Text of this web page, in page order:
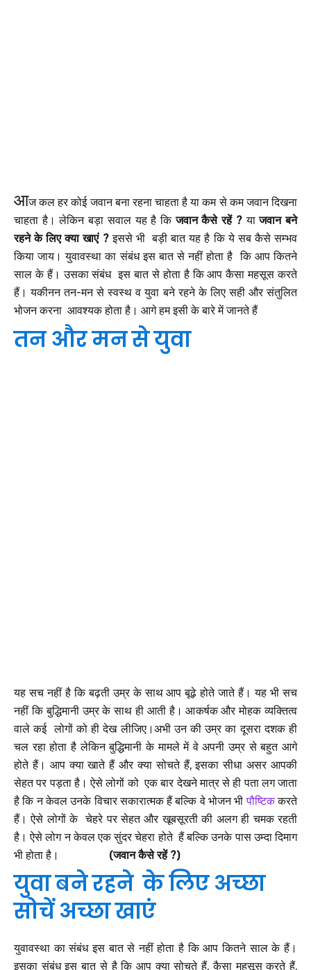
आज कल हर कोई जवान बना रहना चाहता है या कम से कम जवान दिखना
चाहता है। लेकिन बड़ा सवाल यह है किजवान कैसे रहें ?याजवान बने
रहने के लिए क्या खाएं ?इससे भी बड़ी बात यह है कि ये सब कैसे सम्भव
किया जाय। युवावस्था का संबंध इस बात से नहीं होता है कि आप कितने
साल के हैं। उसका संबंध इस बात से होता है कि आप कैसा महसूस करते
हैं। यकीनन तन-मन से स्वस्थ व युवा बने रहने के लिए सही और संतुलित
भोजन करना आवश्यक होता है। आगे हम इसी के बारे में जानते हैं
तन और मन से युवा
यह सच नहीं है कि बढ़ती उम्र के साथ आप बूढ़े होते जाते हैं। यह भी सच
नहीं कि बुद्धिमानी उम्र के साथ ही आती है। आकर्षक और मोहक व्यक्तित्व
वाले कई लोगों को ही देख लीजिए।अभी उन की उम्र का दूसरा दशक ही
चल रहा होता है लेकिन बुद्धिमानी के मामले में वे अपनी उम्र से बहुत आगे
होते हैं। आप क्या खाते हैं और क्या सोचते हैं, इसका सीधा असर आपकी
सेहत पर पड़ता है। ऐसे लोगों को एक बार देखने मात्र से ही पता लग जाता
है कि न केवल उनके विचार सकारात्मक हैं बल्कि वे भोजन भीपौष्टिककरते
हैं। ऐसे लोगों के चेहरे पर सेहत और खूबसूरती की अलग ही चमक रहती
है। ऐसे लोग न केवल एक सुंदर चेहरा होते हैं बल्कि उनके पास उम्दा दिमाग
भी होता है।
(जवान कैसे रहें ?)
युवा बने रहने के लिए अच्छा
सोचें अच्छा खाएं
युवावस्था का संबंध इस बात से नहीं होता है कि आप कितने साल के हैं।
इसका संबंध इस बात से है कि आप क्या सोचते हैं, कैसा महसूस करते हैं,